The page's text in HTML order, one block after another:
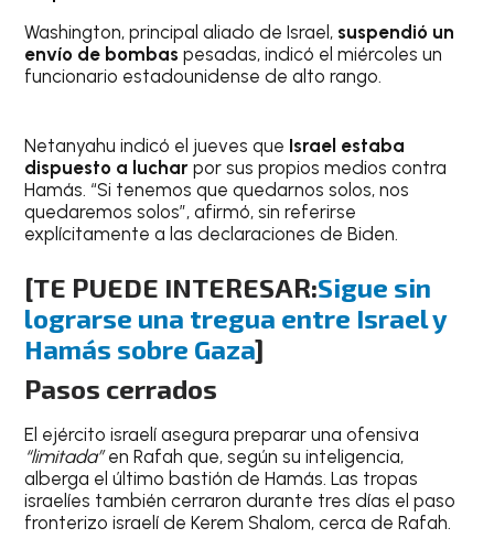
Washington, principal aliado de Israel, suspendió un
envío de bombas pesadas, indicó el miércoles un
funcionario estadounidense de alto rango.
Netanyahu indicó el jueves que Israel estaba
dispuesto a lucharpor sus propios medios contra
Hamás. “Si tenemos que quedarnos solos, nos
quedaremos solos”, afirmó, sin referirse
explícitamente a las declaraciones de Biden.
[TE PUEDE INTERESAR:Sigue sin
lograrse una tregua entre Israel y
Hamás sobre Gaza]
Pasos cerrados
El ejército israelí asegura preparar una ofensiva
“limitada”en Rafah que, según su inteligencia,
alberga el último bastión de Hamás. Las tropas
israelíes también cerraron durante tres días el paso
fronterizo israelí de Kerem Shalom, cerca de Rafah.